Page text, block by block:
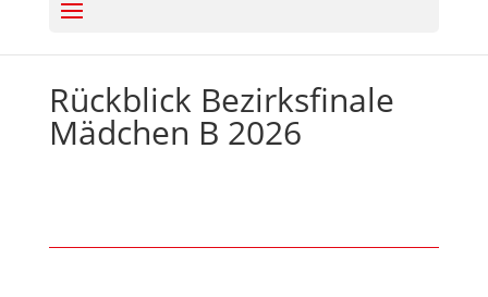
Rückblick Bezirksfinale
Mädchen B 2026